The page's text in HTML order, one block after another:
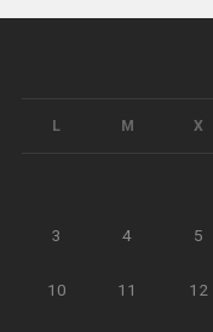
L M X
3 4 5
10 11 12